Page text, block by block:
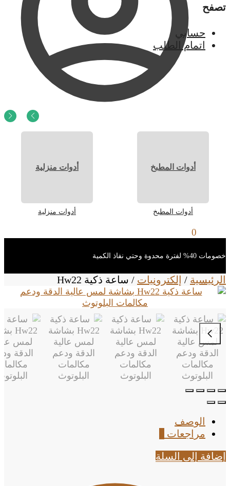
تصفح
حسابي
اتمام الطلب
أدوات المطبخ
أدوات المطبخ
أدوات منزلية
أدوات منزلية
0
خصومات 40% لفترة محدوة وحتي نفاذ الكمية
الرئيسية / إلكترونيات / ساعة ذكية Hw22
الوصف
مراجعات
إضافة إلى السلة